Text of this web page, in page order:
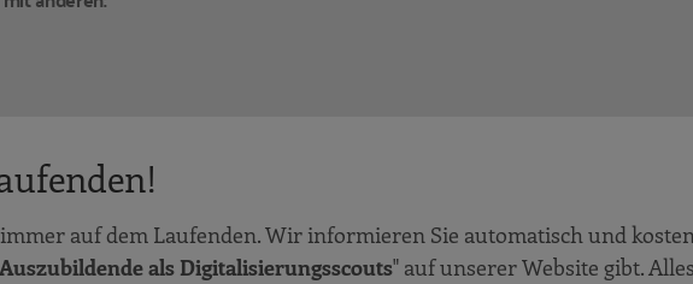
auf dem Laufenden. Wir informieren Sie automatisch und
Auszubildende als Digitalisierungsscouts" auf unserer Website gibt.